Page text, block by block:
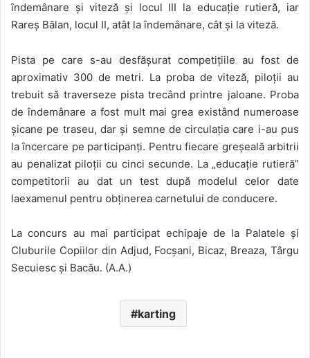
îndemânare și viteză și locul III la educație rutieră, iar
Rareș Bălan, locul II, atât la îndemânare, cât și la viteză.
Pista pe care s-au desfășurat competițiile au fost de
aproximativ 300 de metri. La proba de viteză, piloții au
trebuit să traverseze pista trecând printre jaloane. Proba
de îndemânare a fost mult mai grea existând numeroase
șicane pe traseu, dar și semne de circulația care i-au pus
la încercare pe participanți. Pentru fiecare greșeală arbitrii
au penalizat piloții cu cinci secunde. La „educație rutieră”
competitorii au dat un test după modelul celor date
laexamenul pentru obținerea carnetului de conducere.
La concurs au mai participat echipaje de la Palatele și
Cluburile Copiilor din Adjud, Focșani, Bicaz, Breaza, Târgu
Secuiesc și Bacău. (A.A.)
karting